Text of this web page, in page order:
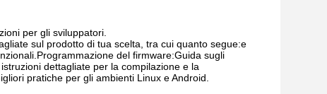
per gli sviluppatori.
sul prodotto di tua scelta, tra cui quanto segue:e
del firmware:Guida sugli
dettagliate per la compilazione e la
pratiche per gli ambienti Linux e Android.